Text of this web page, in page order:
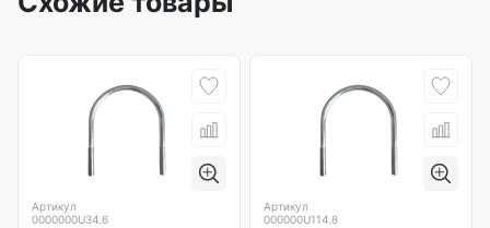
Артикул
0000000U34.6
Артикул
000000U114.8